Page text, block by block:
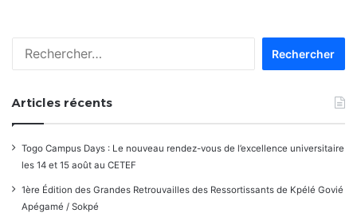
Articles récents
Togo Campus Days : Le nouveau rendez-vous de l’excellence universitaire
les 14 et 15 août au CETEF
1ère Édition des Grandes Retrouvailles des Ressortissants de Kpélé Govié
Apégamé / Sokpé